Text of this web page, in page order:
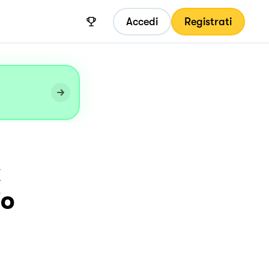
Accedi Registrati